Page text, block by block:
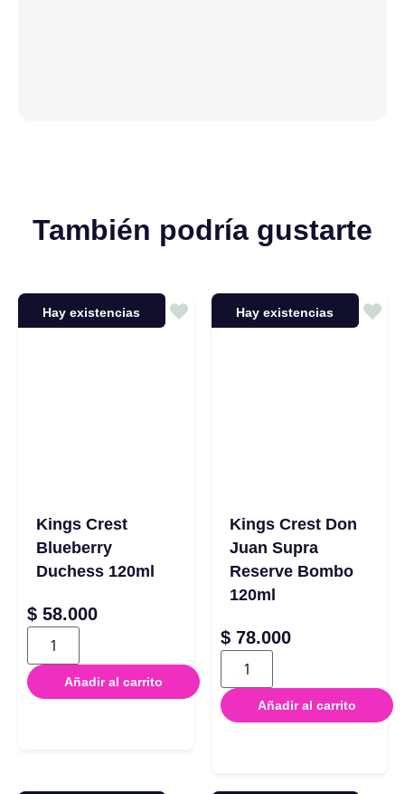
También podría gustarte
Hay existencias
Kings Crest
Blueberry
Duchess 120ml
$ 58.000
Añadir al carrito
Hay existencias
Kings Crest Don
Juan Supra
Reserve Bombo
120ml
$ 78.000
Añadir al carrito